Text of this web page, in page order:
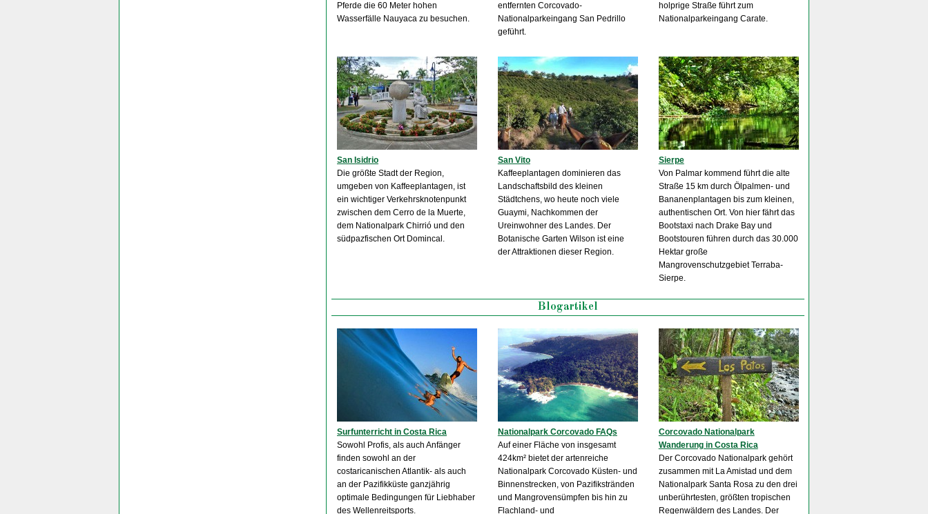
Pferde die 60 Meter hohen
Wasserfälle Nauyaca zu besuchen.
entfernten Corcovado-
Nationalparkeingang San Pedrillo
geführt.
holprige Straße führt zum
Nationalparkeingang Carate.
San Isidrio
Die größte Stadt der Region,
umgeben von Kaffeeplantagen, ist
ein wichtiger Verkehrsknotenpunkt
zwischen dem Cerro de la Muerte,
dem Nationalpark Chirrió und den
südpazfischen Ort Domincal.
San Vito
Kaffeeplantagen dominieren das
Landschaftsbild des kleinen
Städtchens, wo heute noch viele
Guaymi, Nachkommen der
Ureinwohner des Landes. Der
Botanische Garten Wilson ist eine
der Attraktionen dieser Region.
Sierpe
Von Palmar kommend führt die alte
Straße 15 km durch Ölpalmen- und
Bananenplantagen bis zum kleinen,
authentischen Ort. Von hier fährt das
Bootstaxi nach Drake Bay und
Bootstouren führen durch das 30.000
Hektar große
Mangrovenschutzgebiet Terraba-
Sierpe.
Blogartikel
Surfunterricht in Costa Rica
Sowohl Profis, als auch Anfänger
finden sowohl an der
costaricanischen Atlantik- als auch
an der Pazifikküste ganzjährig
optimale Bedingungen für Liebhaber
des Wellenreitsports.
Nationalpark Corcovado FAQs
Auf einer Fläche von insgesamt
424km² bietet der artenreiche
Nationalpark Corcovado Küsten- und
Binnenstrecken, von Pazifikstränden
und Mangrovensümpfen bis hin zu
Flachland- und
Corcovado Nationalpark
Wanderung in Costa Rica
Der Corcovado Nationalpark gehört
zusammen mit La Amistad und dem
Nationalpark Santa Rosa zu den drei
unberührtesten, größten tropischen
Regenwäldern des Landes. Der